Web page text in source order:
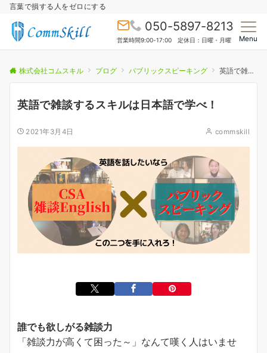
言葉で損する人をゼロにする
050-5897-8213
営業時間9:00-17:00 定休日：日曜・月曜 Menu
株式会社コムスキル ブログ パブリックスピーキング 英語で雑談するスキルは日本語で学べ！
英語で雑談するスキルは日本語で学べ！
2021年3月4日 commskill
誰でも欲しがる雑談力
「雑談力が高くて困った～」なんて嘆く人はいませ